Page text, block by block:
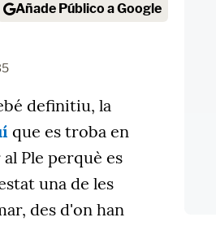
Añade Público a Google
definitiu, la
que es troba en
Ple perquè es
una de les
des d'on han